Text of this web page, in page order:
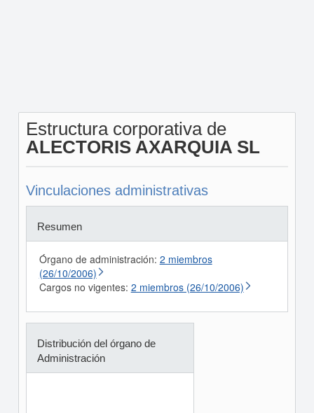
Estructura corporativa de
ALECTORIS AXARQUIA SL
Vinculaciones administrativas
Resumen
Órgano de administración: 2 miembros
(26/10/2006)
Cargos no vigentes: 2 miembros (26/10/2006)
Distribución del órgano de
Administración